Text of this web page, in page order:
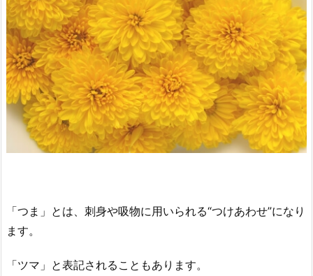
「つま」とは、刺身や吸物に用いられる“つけあわせ”になり
ます。
「ツマ」と表記されることもあります。